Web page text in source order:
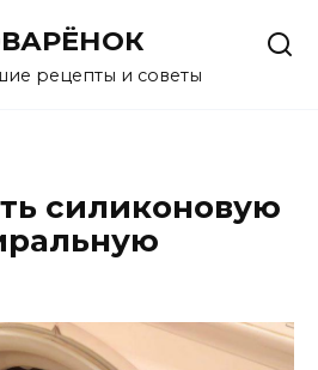
рецепты и советы
силиконовую